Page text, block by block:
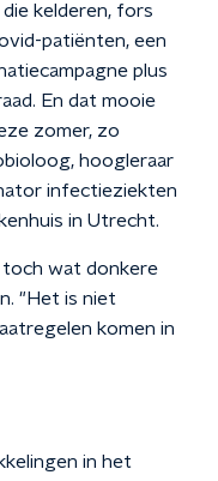
kelderen, fors
patiënten, een
plus
En dat mooie
zomer, zo
hoogleraar
infectieziekten
in Utrecht.
toch wat donkere
"Het is niet
komen in
in het